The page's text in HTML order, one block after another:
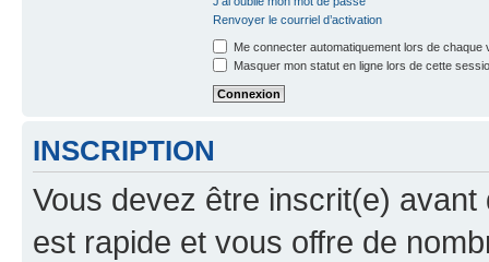
Renvoyer le courriel d’activation
Me connecter automatiquement lors de chaque
Masquer mon statut en ligne lors de cette
INSCRIPTION
Vous devez être inscrit(e) avant
est rapide et vous offre de